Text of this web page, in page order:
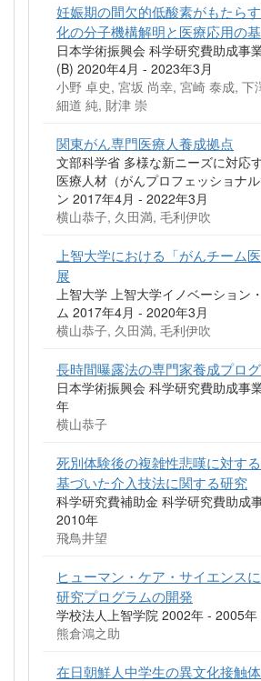
妊娠期の間欠的低酸素がもたら
化の分子機構解明と医療応用の
日本学術振興会 科学研究費助成事
(B) 2020年4月 - 2023年3月
小野 卓史, 宮坂 尚幸, 宮崎 泰成, 下
細道 純, 財津 崇
関東がん専門医療人養成拠点
文部科学省 多様な新ニーズに対応
医療人材（がんプロフェッショナ
ン 2017年4月 - 2022年3月
横山恭子, 久田満, 毛利伊吹
上智大学における「がんチーム
展
上智大学 上智大学イノベーション
ム 2017年4月 - 2020年3月
横山恭子, 久田満, 毛利伊吹
長時間曝露法の専門家養成プロ
日本学術振興会 科学研究費助成事
年
横山恭子
死別体験後の複雑性悲嘆に対す
基づいた介入技法に関する研究
科学研究費補助金 科学研究費助成
2010年
飛鳥井望
ヒューマン・ケア・サイエンス
研究プログラムの開発
学校法人上智学院 2002年 - 2005年
熊倉鴻之助
在日朝鮮人中学生の異文化接触